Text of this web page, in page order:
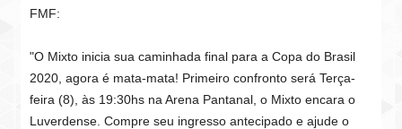
FMF:
"O Mixto inicia sua caminhada final para a Copa do Brasil
2020, agora é mata-mata! Primeiro confronto será Terça-
feira (8), às 19:30hs na Arena Pantanal, o Mixto encara o
Luverdense.Compre seu ingresso antecipado e ajude o